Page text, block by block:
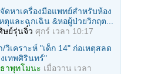
ดหาเครื่องมือแพทย์สำหรับห้อง
ตุและฉุกเฉิน &หอผู้ป่วยวิกฤต...
ษย์รุ่นจิ๋ว ศุกร์ เวลา 10:17
วิเคราะห์ "เด็ก 14" ก่อเหตุสลด
เทพศิรินทร์"
าพุทโมนะ เมื่อวาน เวลา